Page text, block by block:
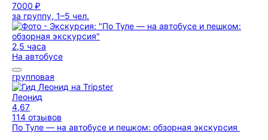
7000 ₽
за группу, 1–5 чел.
2,5 часа
На автобусе
групповая
Леонид
4,67
114 отзывов
По Туле — на автобусе и пешком: обзорная экскурсия